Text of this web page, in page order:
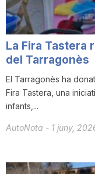
a
r
La Fira Tastera
del Tarragonès
El Tarragonès ha
Fira Tastera, una
infants,...
AutoNota - 1 juny,